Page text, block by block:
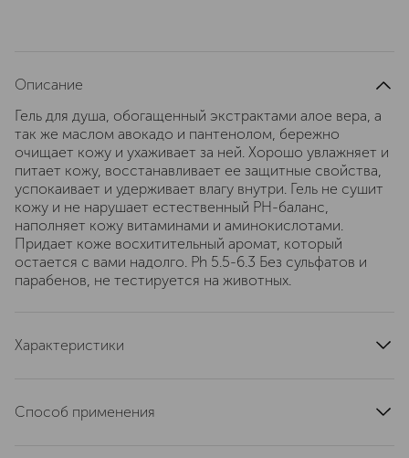
Описание
Гель для душа, обогащенный экстрактами алое вера, а
так же маслом авокадо и пантенолом, бережно
очищает кожу и ухаживает за ней. Хорошо увлажняет и
питает кожу, восстанавливает ее защитные свойства,
успокаивает и удерживает влагу внутри. Гель не сушит
кожу и не нарушает естественный PH-баланс,
наполняет кожу витаминами и аминокислотами.
Придает коже восхитительный аромат, который
остается с вами надолго. Ph 5.5-6.3 Без сульфатов и
парабенов, не тестируется на животных.
Характеристики
Способ применения